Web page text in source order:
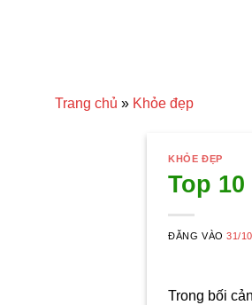
Trang chủ » Khỏe đẹp
KHỎE ĐẸP
Top
ĐĂNG VÀO31/
Trong bối